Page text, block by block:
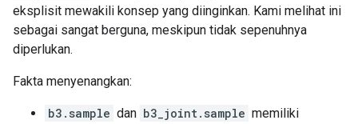
eksplisit mewakili konsep yang diinginkan. Kami melihat ini
sebagai sangat berguna, meskipun tidak sepenuhnya
diperlukan.
Fakta menyenangkan:
b3.sample dan b3_joint.sample memiliki